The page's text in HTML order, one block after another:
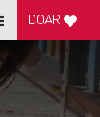
de
DOAR